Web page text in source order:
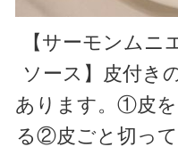
【サーモンムニ
ソース】皮付き
あります。①皮
る②皮ごと切っ